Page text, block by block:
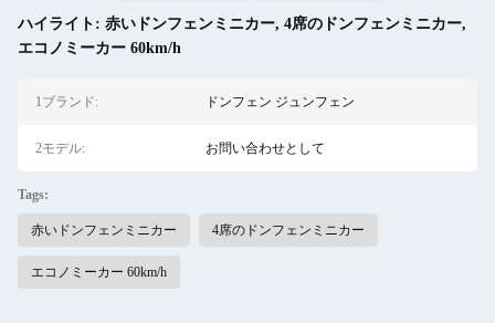
ハイライト: 赤いドンフェンミニカー, 4席のドンフェンミニカー,
エコノミーカー 60km/h
1ブランド: ドンフェン ジュンフェン
2モデル: お問い合わせとして
Tags:
赤いドンフェンミニカー 4席のドンフェンミニカー
エコノミーカー 60km/h